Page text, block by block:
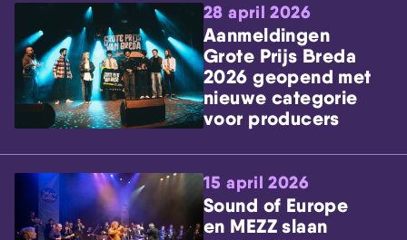
28 april 2026
Aanmeldingen
Grote Prijs Breda
2026 geopend met
nieuwe categorie
voor producers
15 april 2026
Sound of Europe
en MEZZ slaan